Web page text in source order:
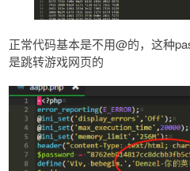
正常代码基本是不用@的，这种
是跳转游戏网页的